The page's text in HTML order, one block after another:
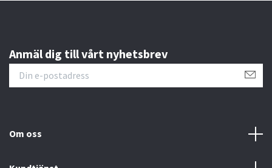
Anmäl dig till vårt nyhetsbrev
Om oss